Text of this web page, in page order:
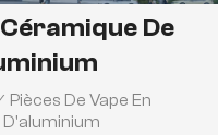
De
Pièces De Vape En